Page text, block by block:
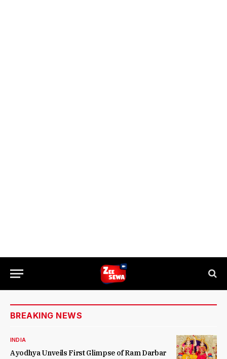
BREAKING NEWS
INDIA
Ayodhya Unveils First Glimpse of Ram Darbar